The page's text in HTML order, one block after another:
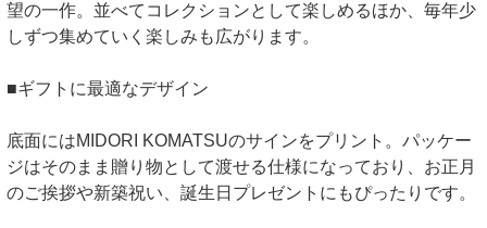
望の一作。並べてコレクションとして楽しめるほか、毎年少
しずつ集めていく楽しみも広がります。
■ギフトに最適なデザイン
底面にはMIDORI KOMATSUのサインをプリント。パッケー
ジはそのまま贈り物として渡せる仕様になっており、お正月
のご挨拶や新築祝い、誕生日プレゼントにもぴったりです。